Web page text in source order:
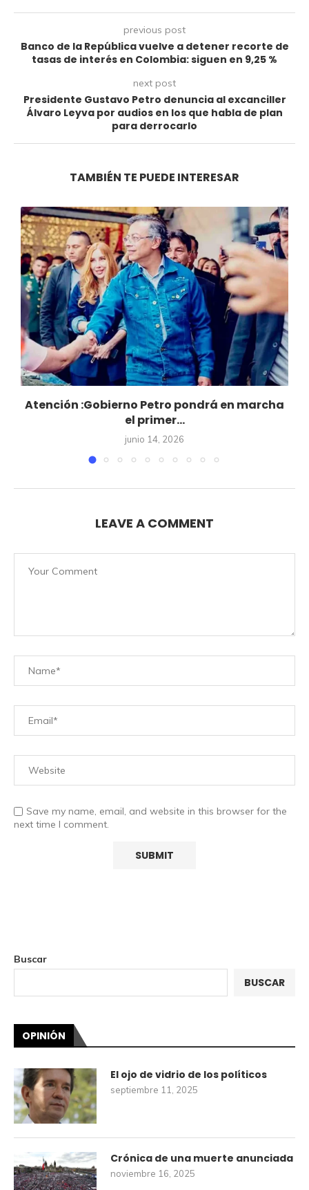
previous post
Banco de la República vuelve a detener recorte de
tasas de interés en Colombia: siguen en 9,25 %
next post
Presidente Gustavo Petro denuncia al excanciller
Álvaro Leyva por audios en los que habla de plan
para derrocarlo
TAMBIÉN TE PUEDE INTERESAR
Atención :Gobierno Petro pondrá en marcha
el primer...
junio 14, 2026
LEAVE A COMMENT
Save my name, email, and website in this browser for the
next time I comment.
Buscar
BUSCAR
OPINIÓN
El ojo de vidrio de los políticos
septiembre 11, 2025
Crónica de una muerte anunciada
noviembre 16, 2025